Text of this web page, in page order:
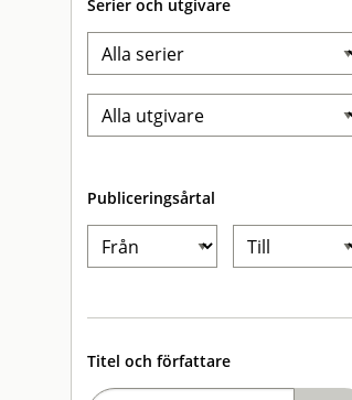
Serier och utgivare
Publiceringsårtal
Titel och författare